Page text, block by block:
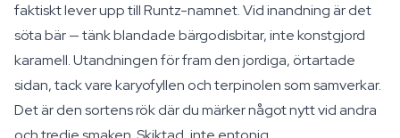
faktiskt lever upp till Runtz-namnet. Vid inandning är det
söta bär — tänk blandade bärgodisbitar, inte konstgjord
karamell. Utandningen för fram den jordiga, örtartade
sidan, tack vare karyofyllen och terpinolen som samverkar.
Det är den sortens rök där du märker något nytt vid andra